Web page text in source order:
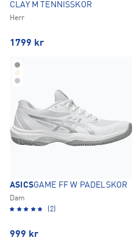
CLAY M TENNISSKOR
Herr
1799 kr
ASICSGAME FF W PADELSKOR
Dam
(2)
999 kr